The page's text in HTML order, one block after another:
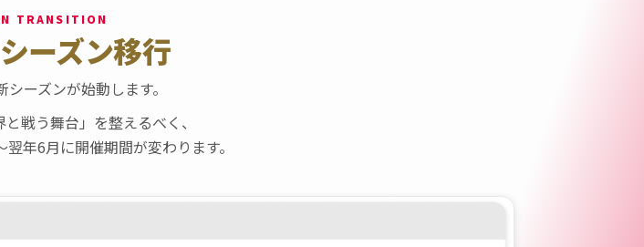
TRANSITION
シーズン移行
ーズンが始動します。
戦う舞台」を整えるべく、
年6月に開催期間が変わります。